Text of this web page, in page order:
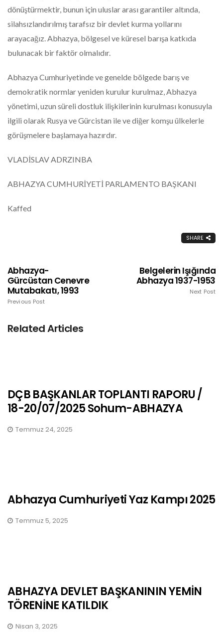
dönüştürmektir, bunun için uluslar arası garantiler altında,
silahsızlandırılmış tarafsız bir devlet kurma yollarını
arayacağız. Abhazya, bölgesel ve küresel barışa katkıda
bulunacak bir faktör olmalıdır.
Abhazya Cumhuriyetinde ve genelde bölgede barış ve
demokratik normlar yeniden kurulur kurulmaz, Abhazya
yönetimi, uzun süreli dostluk ilişkilerinin kurulması konusuyla
ilgili olarak Rusya ve Gürcistan ile ve diğer komşu ülkelerle
görüşmelere başlamaya hazırdır.
VLADİSLAV ADRZINBA
ABHAZYA CUMHURİYETİ PARLAMENTO BAŞKANI
Kaffed
SHARE
Abhazya-
Gürcüstan Cenevre
Mutabakatı, 1993
Previous Post
Belgelerin Işığında
Abhazya 1937-1953
Next Post
Related Articles
DÇB BAŞKANLAR TOPLANTI RAPORU /
18-20/07/2025 Sohum-ABHAZYA
Temmuz 24, 2025
Abhazya Cumhuriyeti Yaz Kampı 2025
Temmuz 5, 2025
ABHAZYA DEVLET BAŞKANININ YEMİN
TÖRENİNE KATILDIK
Nisan 3, 2025